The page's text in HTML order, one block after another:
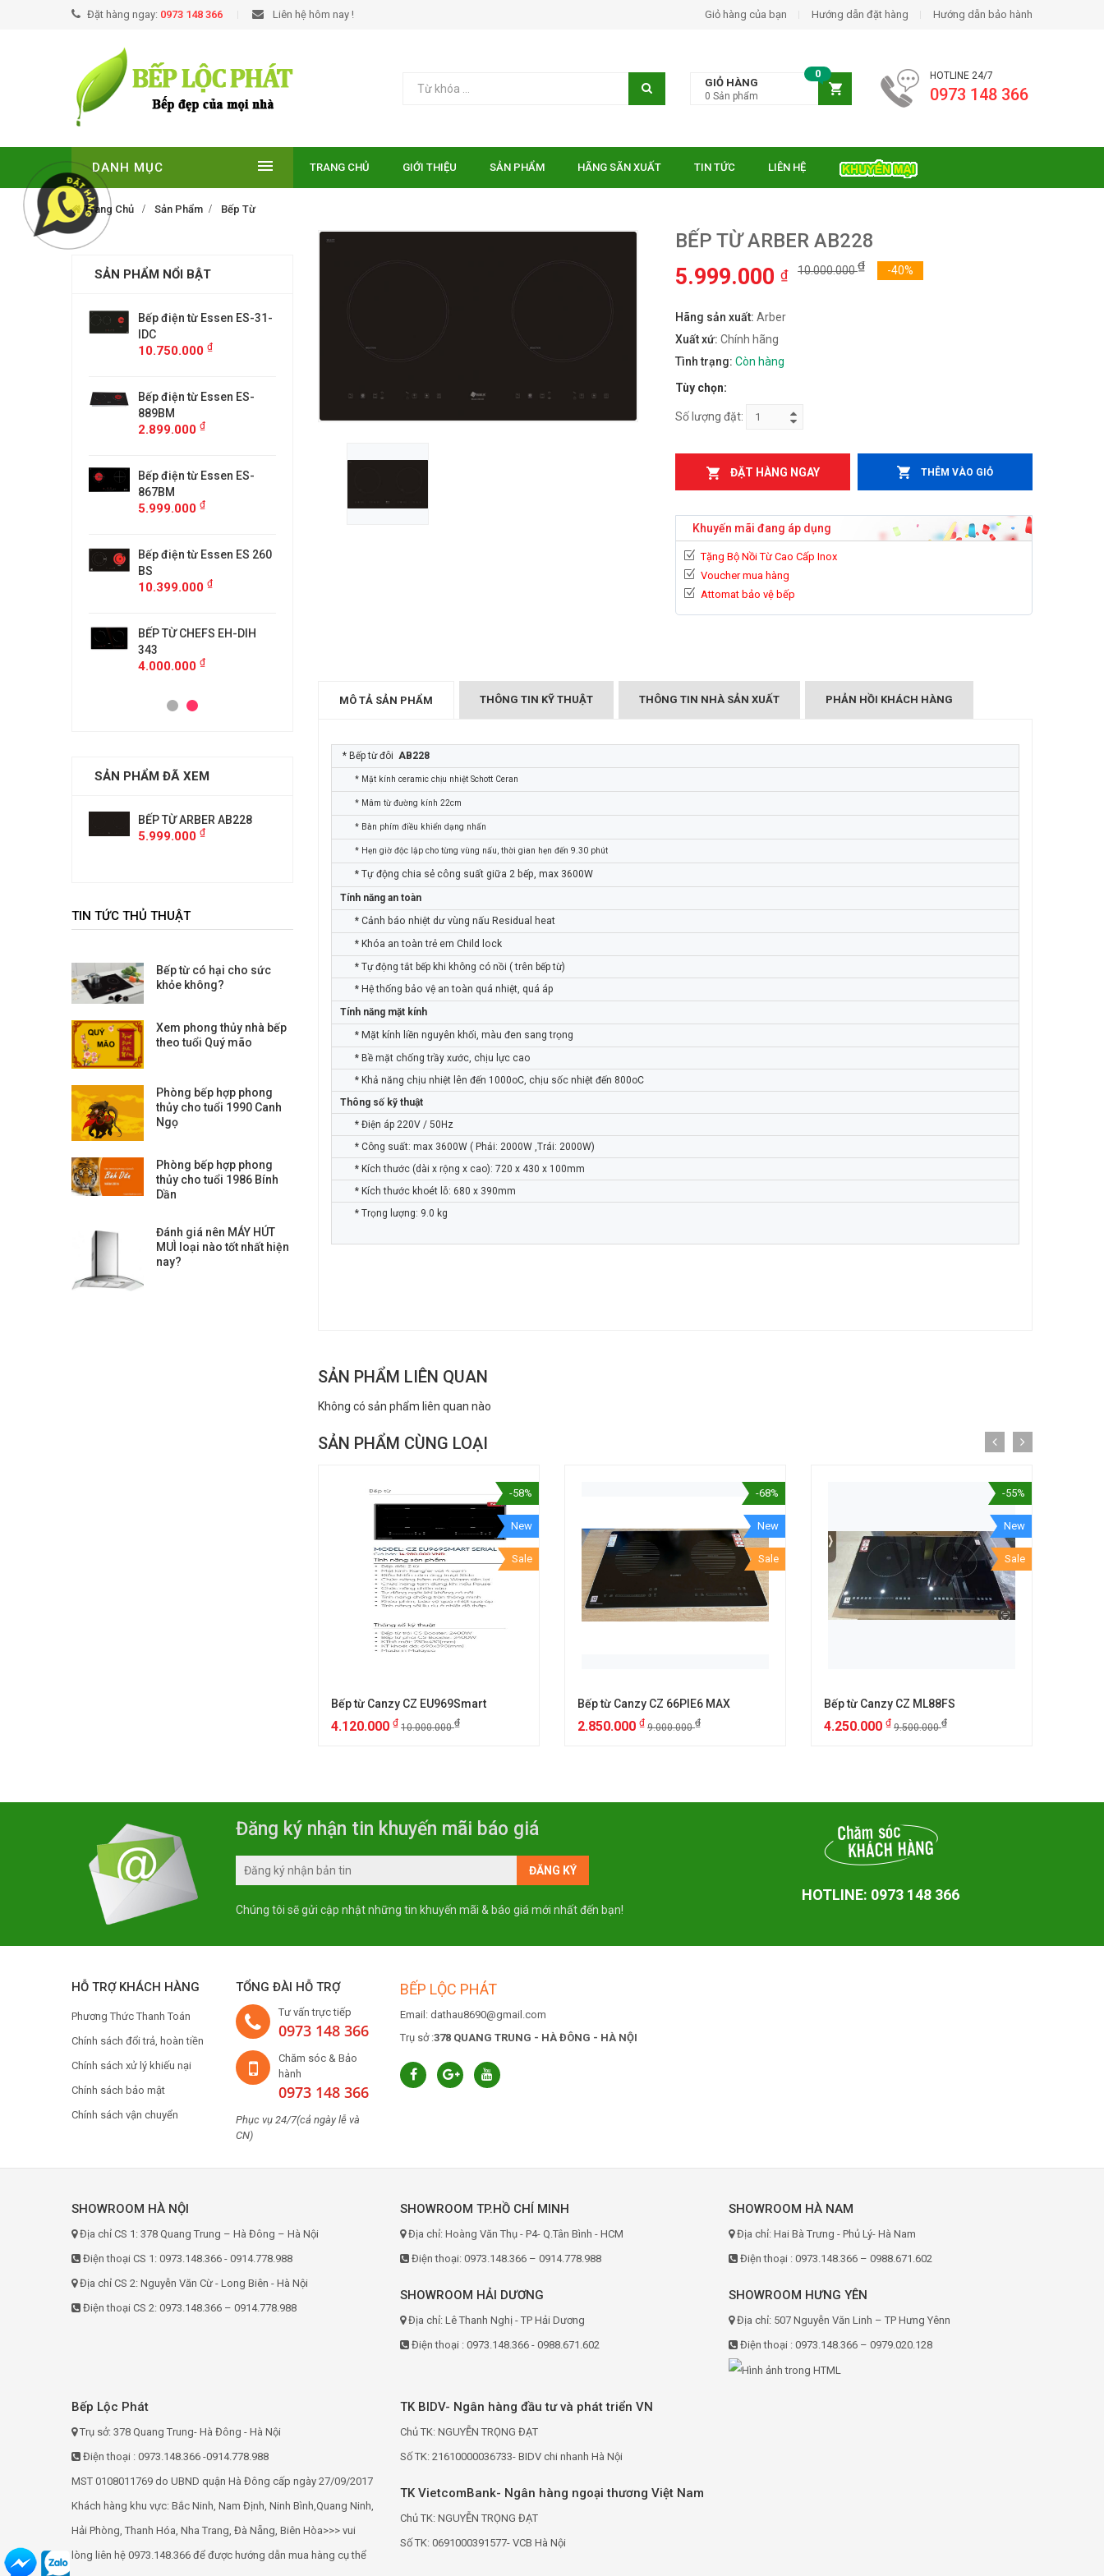
Đặt hàng ngay: 0973 148 366 Liên hệ hôm nay ! Giỏ hàng của bạn Hướng dẫn đặt hàng Hướng dẫn bảo hành
HOTLINE 24/7
0973 148 366
GIỎ HÀNG
0
0 Sản phẩm
DANH MỤC TRANG CHỦ GIỚI THIỆU SẢN PHẨM HÃNG SÃN XUẤT TIN TỨC LIÊN HỆ
Trang Chủ Sản Phẩm Bếp Từ
BẾP TỪ ARBER AB228
5.999.000 ₫ 10.000.000₫ -40%
Hãng sản xuất: Arber
Xuất xứ: Chính hãng
Tình trạng: Còn hàng
Tùy chọn:
Số lượng đặt:
ĐẶT HÀNG NGAY THÊM VÀO GIỎ
Khuyến mãi đang áp dụng
Tặng Bộ Nồi Từ Cao Cấp Inox
Voucher mua hàng
Attomat bảo vệ bếp
MÔ TẢ SẢN PHẨM THÔNG TIN KỸ THUẬT THÔNG TIN NHÀ SẢN XUẤT PHẢN HỒI KHÁCH HÀNG
* Bếp từ đôi AB228
* Mặt kính ceramic chịu nhiệt Schott Ceran
* Mâm từ đường kính 22cm
* Bàn phím điều khiển dạng nhấn
* Hẹn giờ độc lập cho từng vùng nấu, thời gian hẹn đến 9.30 phút
* Tự động chia sẻ công suất giữa 2 bếp, max 3600W
Tính năng an toàn
* Cảnh báo nhiệt dư vùng nấu Residual heat
* Khóa an toàn trẻ em Child lock
* Tự động tắt bếp khi không có nồi ( trên bếp từ)
* Hệ thống bảo vệ an toàn quá nhiệt, quá áp
Tính năng mặt kính
* Mặt kính liền nguyên khối, màu đen sang trọng
* Bề mặt chống trầy xước, chịu lực cao
* Khả năng chịu nhiệt lên đến 1000oC, chịu sốc nhiệt đến 800oC
Thông số kỹ thuật
* Điện áp 220V / 50Hz
* Công suất: max 3600W ( Phải: 2000W ,Trái: 2000W)
* Kích thước (dài x rộng x cao): 720 x 430 x 100mm
* Kích thước khoét lỗ: 680 x 390mm
* Trọng lượng: 9.0 kg
SẢN PHẨM LIÊN QUAN
Không có sản phẩm liên quan nào
SẢN PHẨM CÙNG LOẠI
-58%
New
Sale
Bếp từ Canzy CZ EU969Smart
4.120.000 ₫ 10.000.000₫
-68%
New
Sale
Bếp từ Canzy CZ 66PIE6 MAX
2.850.000 ₫ 9.000.000₫
-55%
New
Sale
Bếp từ Canzy CZ ML88FS
4.250.000 ₫ 9.500.000₫
SẢN PHẨM NỔI BẬT
Bếp điện từ Essen ES-31-
IDC
10.750.000 ₫
Bếp điện từ Essen ES-
889BM
2.899.000 ₫
Bếp điện từ Essen ES-
867BM
5.999.000 ₫
Bếp điện từ Essen ES 260
BS
10.399.000 ₫
BẾP TỪ CHEFS EH-DIH
343
4.000.000 ₫
9.299.000
Bếp điện từ Faster
4.500.000₫
10.750.000
Bếp điện từ Essen ES-
SẢN PHẨM ĐÃ XEM
BẾP TỪ ARBER AB228
5.999.000 ₫
BẾP TỪ ARBER AB228
5.999.000₫
BẾP TỪ ARBER AB228
5.999.000
TIN TỨC THỦ THUẬT
Bếp từ có hại cho sức
khỏe không?
Xem phong thủy nhà bếp
theo tuổi Quý mão
Phòng bếp hợp phong
thủy cho tuổi 1990 Canh
Ngọ
Phòng bếp hợp phong
thủy cho tuổi 1986 Bính
Dần
Đánh giá nên MÁY HÚT
MUÌ loại nào tốt nhất hiện
nay?
Đăng ký nhận tin khuyến mãi báo giá
Chúng tôi sẽ gửi cập nhật những tin khuyến mãi & báo giá mới nhất đến bạn!
HOTLINE: 0973 148 366
HỖ TRỢ KHÁCH HÀNG
Phương Thức Thanh Toán
Chính sách đổi trả, hoàn tiền
Chính sách xử lý khiếu nại
Chính sách bảo mật
Chính sách vận chuyển
TỔNG ĐÀI HỖ TRỢ
Tư vấn trực tiếp
0973 148 366
Chăm sóc & Bảo
hành
0973 148 366
Phục vụ 24/7(cả ngày lễ và
CN)
BẾP LỘC PHÁT
Email: dathau8690@gmail.com
Trụ sở :378 QUANG TRUNG - HÀ ĐÔNG - HÀ NỘI
SHOWROOM HÀ NỘI
Địa chỉ CS 1: 378 Quang Trung – Hà Đông – Hà Nội
Điện thoại CS 1: 0973.148.366 - 0914.778.988
Địa chỉ CS 2: Nguyễn Văn Cừ - Long Biên - Hà Nội
Điện thoại CS 2: 0973.148.366 – 0914.778.988
SHOWROOM TP.HỒ CHÍ MINH
Địa chỉ: Hoàng Văn Thụ - P4- Q.Tân Bình - HCM
Điện thoại: 0973.148.366 – 0914.778.988
SHOWROOM HÀ NAM
Địa chỉ: Hai Bà Trưng - Phủ Lý- Hà Nam
Điện thoại : 0973.148.366 – 0988.671.602
SHOWROOM HẢI DƯƠNG
Địa chỉ: Lê Thanh Nghị - TP Hải Dương
Điện thoại : 0973.148.366 - 0988.671.602
SHOWROOM HƯNG YÊN
Địa chỉ: 507 Nguyễn Văn Linh – TP Hưng Yênn
Điện thoại : 0973.148.366 – 0979.020.128
Bếp Lộc Phát
Trụ sở: 378 Quang Trung- Hà Đông - Hà Nội
Điện thoại : 0973.148.366 -0914.778.988
MST 0108011769 do UBND quận Hà Đông cấp ngày 27/09/2017
Khách hàng khu vực: Bắc Ninh, Nam Định, Ninh Bình,Quang Ninh,
Hải Phòng, Thanh Hóa, Nha Trang, Đà Nẵng, Biên Hòa>>> vui
lòng liên hệ 0973.148.366 để được hướng dẫn mua hàng cụ thể
TK BIDV- Ngân hàng đầu tư và phát triển VN
Chủ TK: NGUYỄN TRỌNG ĐẠT
Số TK: 21610000036733- BIDV chi nhanh Hà Nội
TK VietcomBank- Ngân hàng ngoại thương Việt Nam
Chủ TK: NGUYỄN TRỌNG ĐẠT
Số TK: 0691000391577- VCB Hà Nội